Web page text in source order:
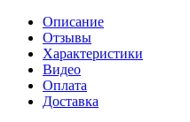
Описание
Отзывы
Характеристики
Видео
Оплата
Доставка